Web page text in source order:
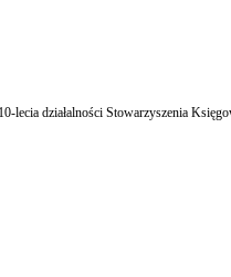
lecia działalności Stowarzyszenia